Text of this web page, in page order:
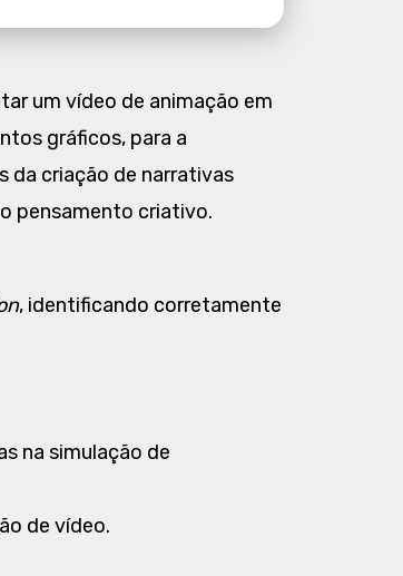
um vídeo de animação em
gráficos, para a
da criação de narrativas
pensamento criativo.
, identificando corretamente
na simulação de
de vídeo.